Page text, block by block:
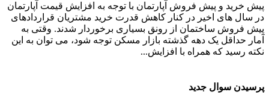
پیش خرید و پیش فروش آپارتمان با توجه به افزایش قیمت آپارتمان
در سال های اخیر در کنار کاهش قدرت خرید مشتریان قراردادهای
پیش فروش ساختمان از رونق بسیاری برخوردار شدند. وقتی به
آمار حداقل یک دهه گذشته بازار مسکن توجه شود، می توان به این
نکته رسید که همراه با افزایش...
پرسیدن سوال جدید